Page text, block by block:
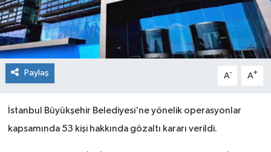
Paylaş A- A+
İstanbul Büyükşehir Belediyesi'ne yönelik operasyonlar
kapsamında 53 kişi hakkında gözaltı kararı verildi.